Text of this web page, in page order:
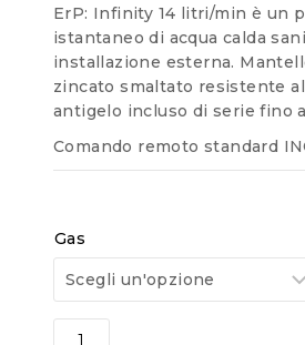
ErP: Infinity 14 litri/min è un
istantaneo di acqua calda
installazione esterna.
zincato smaltato resistente
antigelo incluso di serie fino a
Comando remoto standard
Gas